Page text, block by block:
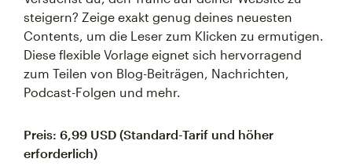
steigern? Zeige exakt genug deines neuesten
Contents, um die Leser zum Klicken zu ermutigen.
Diese flexible Vorlage eignet sich hervorragend
zum Teilen von Blog-Beiträgen, Nachrichten,
Podcast-Folgen und mehr.
Preis: 6,99 USD (Standard-Tarif und höher
erforderlich)